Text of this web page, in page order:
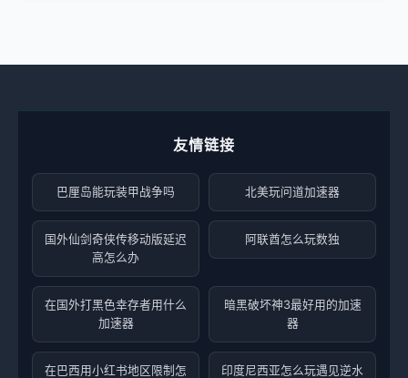
友情链接
巴厘岛能玩装甲战争吗 北美玩问道加速器
国外仙剑奇侠传移动版延迟
高怎么办
阿联酋怎么玩数独
在国外打黑色幸存者用什么
加速器
暗黑破坏神3最好用的加速
器
在巴西用小红书地区限制怎
印度尼西亚怎么玩遇见逆水